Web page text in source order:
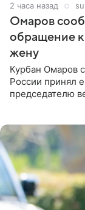
2 часа назад
Омаров
обращение к
жену
Курбан Омаров
России принял
председателю